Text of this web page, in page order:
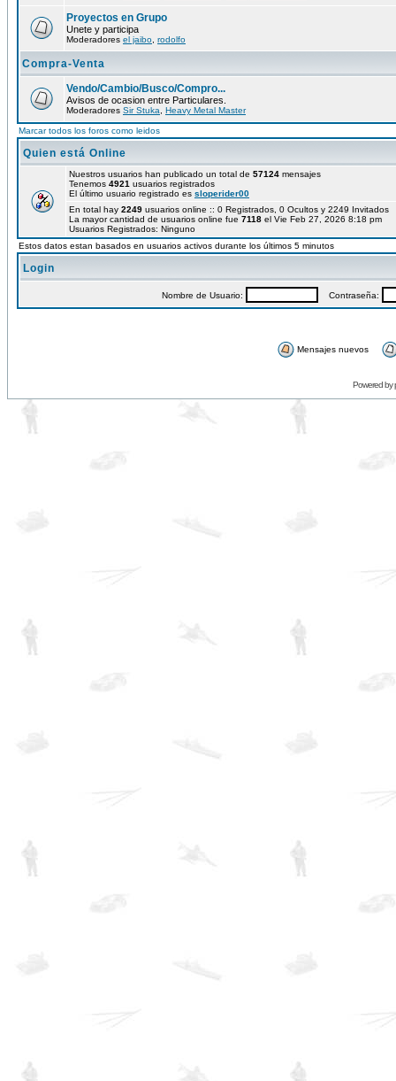
Proyectos en Grupo
Unete y participa
Moderadores el jaibo rodolfo
Compra-Venta
Vendo/Cambio/Busco/Compro...
Avisos de ocasion entre Particulares.
Moderadores Sir Stuka Heavy Metal Master
Marcar todos los foros como leidos
Quien está Online
Nuestros usuarios han publicado un total de 57124 mensajes
Tenemos 4921 usuarios registrados
El último usuario registrado es sloperider00
En total hay 2249 usuarios online :: 0 Registrados, 0 Ocultos y 2249
La mayor cantidad de usuarios online fue 7118 el Vie Feb 27, 2026 8:18 pm
Usuarios Registrados: Ninguno
Estos datos estan basados en usuarios activos durante los últimos 5 minutos
Login
Nombre de Usuario: Contraseña:
Mensajes nuevos
Powered by